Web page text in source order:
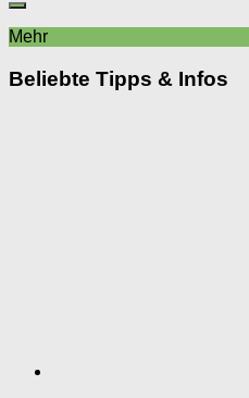
Mehr
Beliebte Tipps & Infos